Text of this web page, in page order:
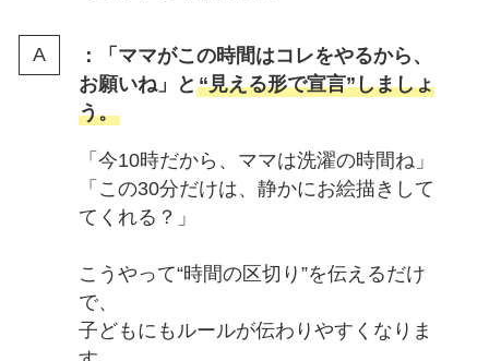
：「ママがこの時間はコレをやるから、
お願いね」と “見える形で宣言”しましょ
う。
「今10時だから、ママは洗濯の時間ね」
「この30分だけは、静かにお絵描きして
てくれる？」
こうやって“時間の区切り”を伝えるだけ
で、
子どもにもルールが伝わりやすくなりま